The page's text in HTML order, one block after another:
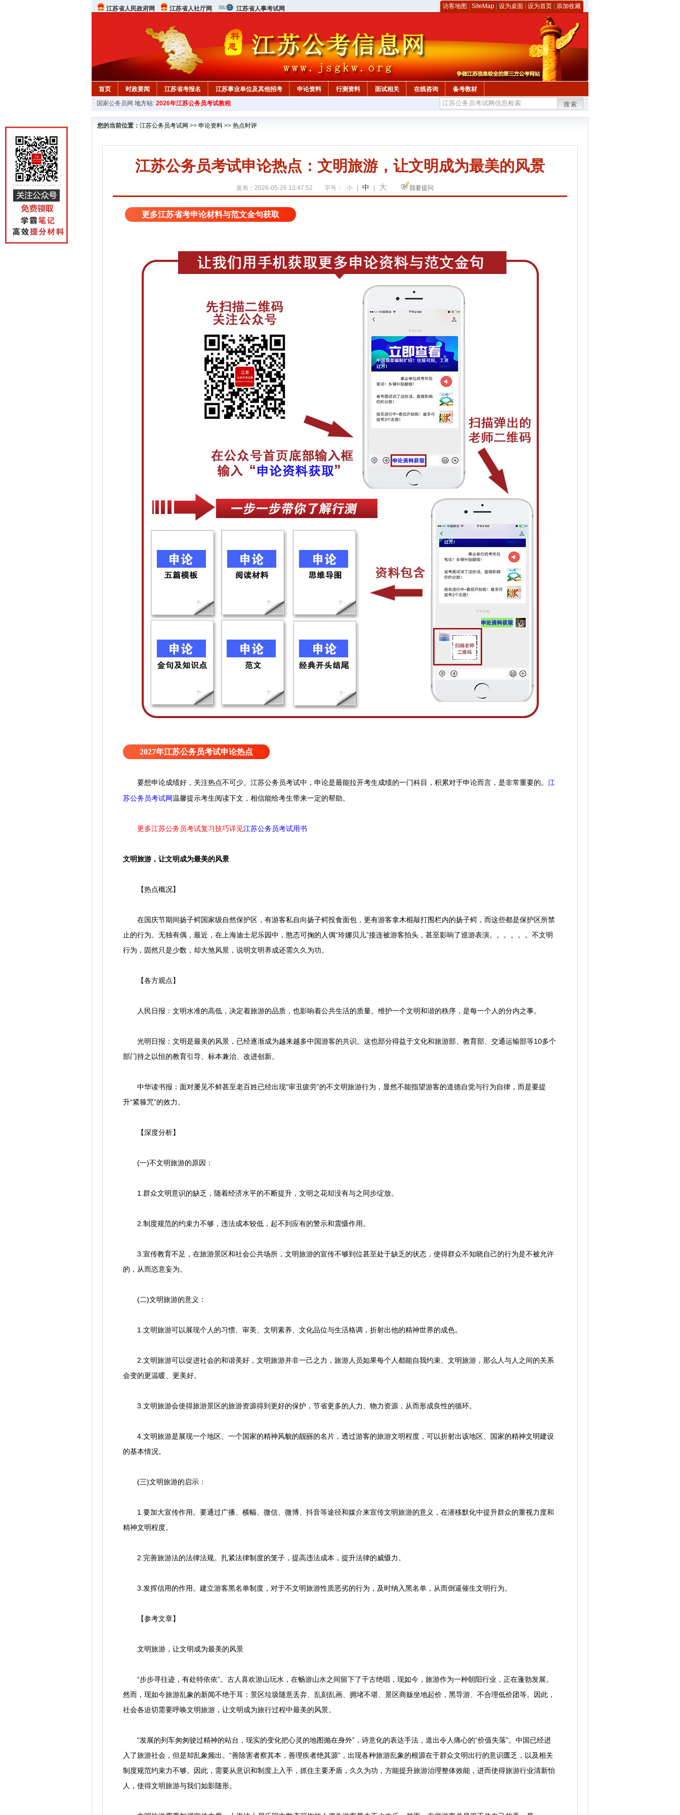
江苏省人民政府网 江苏省人社厅网 江苏省人事考试网 访客地图 SiteMap 设为桌面 设为首页 添加收藏
首页 时政要闻 江苏省考报名 江苏事业单位及其他招考 申论资料 行测资料 面试相关 在线咨询
备考教材
国家公务员网 地方站: 2026年江苏公务员考试教程 搜索
您的当前位置： 江苏公务员考试网 >> 申论资料 >> 热点时评
江苏公务员考试申论热点：文明旅游，让文明成为最美的风景
发布：2026-05-26 13:47:52 字号： 小 中 大 我要提问
更多江苏省考申论材料与范文金句获取
2027年江苏公务员考试申论热点
要想申论成绩好，关注热点不可少。江苏公务员考试中，申论是最能拉开考生成绩的一门科目，积累对于申论而言，是非常重要的。 江
苏公务员考试网温馨提示考生阅读下文，相信能给考生带来一定的帮助。
更多江苏公务员考试复习技巧详见江苏公务员考试用书
文明旅游，让文明成为最美的风景
【热点概况】
在国庆节期间扬子鳄国家级自然保护区，有游客私自向扬子鳄投食面包，更有游客拿木棍敲打围栏内的扬子鳄，而这些都是保护区所禁
止的行为。无独有偶，最近，在上海迪士尼乐园中，憨态可掬的人偶“玲娜贝儿”接连被游客拍头，甚至影响了巡游表演。。。。。。不文明
行为，固然只是少数，却大煞风景，说明文明养成还需久久为功。
【各方观点】
人民日报：文明水准的高低，决定着旅游的品质，也影响着公共生活的质量。维护一个文明和谐的秩序，是每一个人的分内之事。
光明日报：文明是最美的风景，已经逐渐成为越来越多中国游客的共识。这也部分得益于文化和旅游部、教育部、交通运输部等10多个
部门持之以恒的教育引导、标本兼治、改进创新。
中华读书报：面对屡见不鲜甚至老百姓已经出现“审丑疲劳”的不文明旅游行为，显然不能指望游客的道德自觉与行为自律，而是要提
升“紧箍咒”的效力。
【深度分析】
(一)不文明旅游的原因：
1.群众文明意识的缺乏，随着经济水平的不断提升，文明之花却没有与之同步绽放。
2.制度规范的约束力不够，违法成本较低，起不到应有的警示和震慑作用。
3.宣传教育不足，在旅游景区和社会公共场所，文明旅游的宣传不够到位甚至处于缺乏的状态，使得群众不知晓自己的行为是不被允许
的，从而恣意妄为。
(二)文明旅游的意义：
1.文明旅游可以展现个人的习惯、审美、文明素养、文化品位与生活格调，折射出他的精神世界的成色。
2.文明旅游可以促进社会的和谐美好，文明旅游并非一己之力，旅游人员如果每个人都能自我约束、文明旅游，那么人与人之间的关系
会变的更温暖、更美好。
3.文明旅游会使得旅游景区的旅游资源得到更好的保护，节省更多的人力、物力资源，从而形成良性的循环。
4.文明旅游是展现一个地区、一个国家的精神风貌的靓丽的名片，透过游客的旅游文明程度，可以折射出该地区、国家的精神文明建设
的基本情况。
(三)文明旅游的启示：
1.要加大宣传作用。要通过广播、横幅、微信、微博、抖音等途径和媒介来宣传文明旅游的意义，在潜移默化中提升群众的重视力度和
精神文明程度。
2.完善旅游法的法律法规。扎紧法律制度的笼子，提高违法成本，提升法律的威慑力。
3.发挥信用的作用。建立游客黑名单制度，对于不文明旅游性质恶劣的行为，及时纳入黑名单，从而倒逼催生文明行为。
【参考文章】
文明旅游，让文明成为最美的风景
“步步寻往迹，有处特依依”。古人喜欢游山玩水，在畅游山水之间留下了千古绝唱，现如今，旅游作为一种朝阳行业，正在蓬勃发展。
然而，现如今旅游乱象的新闻不绝于耳：景区垃圾随意丢弃、乱刻乱画、拥堵不堪、景区商贩坐地起价，黑导游、不合理低价团等。因此，
社会各迫切需要呼唤文明旅游，让文明成为旅行过程中最美的风景。
“发展的列车匆匆驶过精神的站台，现实的变化把心灵的地图抛在身外”，诗意化的表达手法，道出令人痛心的“价值失落”。中国已经进
入了旅游社会，但是却乱象频出。“善除害者察其本，善理疾者绝其源”，出现各种旅游乱象的根源在于群众文明出行的意识匮乏，以及相关
制度规范约束力不够。因此，需要从意识和制度上入手，抓住主要矛盾，久久为功，方能提升旅游治理整体效能，进而使得旅游行业清新怡
人，使得文明旅游与我们如影随形。